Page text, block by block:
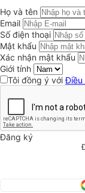
Họ và tên
Email
Số điện thoại
Mật khẩu
Xác nhận mật khẩu
Giới tính
Tôi đồng ý vớiĐiều
Đăng ký